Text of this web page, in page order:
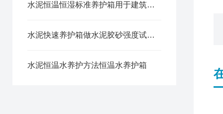
水泥恒温恒湿标准养护箱用于建筑材料试样的标准养护方法
水泥快速养护箱做水泥胶砂强度试验方法
水泥恒温水养护方法恒温水养护箱